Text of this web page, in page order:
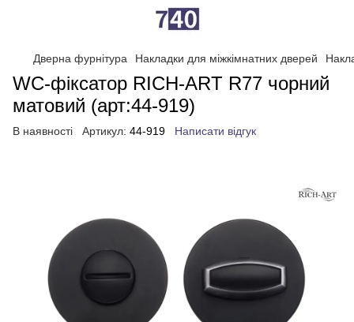
Дверна фурнітура Накладки для міжкімнатних дверей
WC-фіксатор RICH-ART R77 чорний
матовий (арт:44-919)
В наявності Артикул: 44-919 Написати відгук